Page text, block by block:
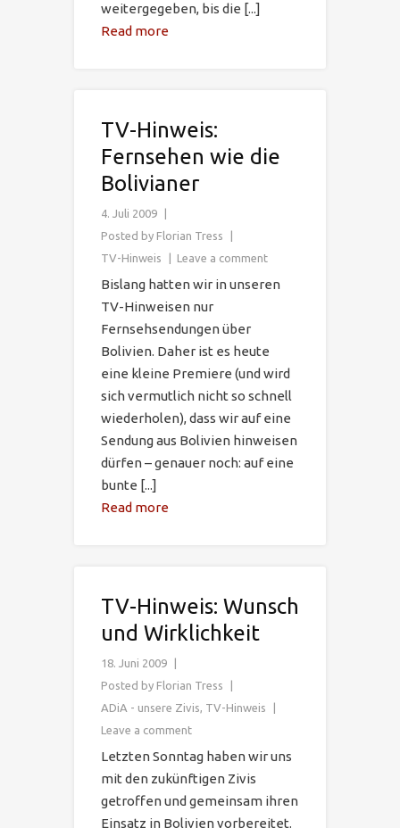
weitergegeben, bis die [...]
Read more
TV-Hinweis:
Fernsehen wie die
Bolivianer
4. Juli 2009
Posted by Florian Tress
TV-Hinweis
Leave a comment
Bislang hatten wir in unseren
TV-Hinweisen nur
Fernsehsendungen über
Bolivien. Daher ist es heute
eine kleine Premiere (und wird
sich vermutlich nicht so schnell
wiederholen), dass wir auf eine
Sendung aus Bolivien hinweisen
dürfen – genauer noch: auf eine
bunte [...]
Read more
TV-Hinweis: Wunsch
und Wirklichkeit
18. Juni 2009
Posted by Florian Tress
ADiA - unsere Zivis, TV-Hinweis
Leave a comment
Letzten Sonntag haben wir uns
mit den zukünftigen Zivis
getroffen und gemeinsam ihren
Einsatz in Bolivien vorbereitet.